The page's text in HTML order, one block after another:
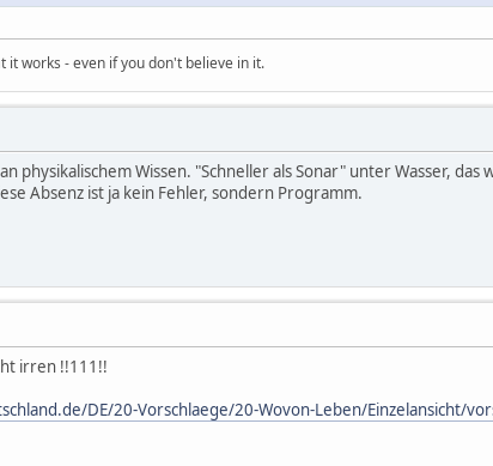
it works - even if you don't believe in it.
physikalischem Wissen. "Schneller als Sonar" unter Wasser,
Absenz ist ja kein Fehler, sondern Programm.
irren !!111!!
DE/20-Vorschlaege/20-Wovon-Leben/Einzelansicht/